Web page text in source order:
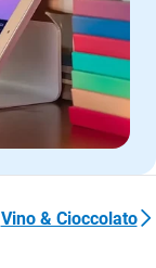
Vino & Cioccolato